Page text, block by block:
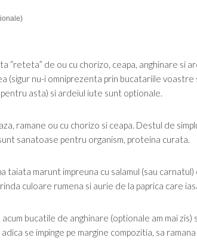
“reteta” de ou cu chorizo, ceapa, anghinare si
(sigur nu-i omniprezenta prin bucatariile
asta) si ardeiul iute sunt optionale.
ramane ou cu chorizo si ceapa. Destul de
sanatoase pentru organism, proteina curata.
taiata marunt impreuna cu salamul (sau
culoare rumena si aurie de la paprica care
bucatile de anghinare (optionale am mai zis)
se impinge pe margine compozitia, sa